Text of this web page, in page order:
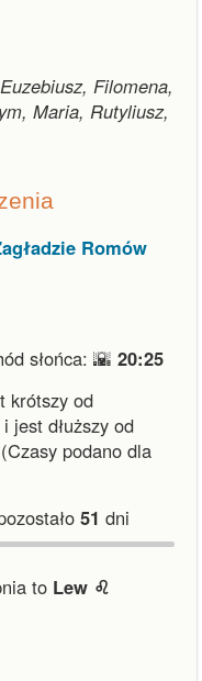
Filomena,
Maria, Rutyliusz,
Romów
słońca: 🌇 20:25
krótszy od
i jest dłuższy od
(Czasy podano dla
51 dni
to Lew ♌︎